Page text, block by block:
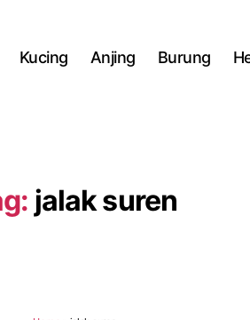
Kucing Anjing Burung
jalak suren